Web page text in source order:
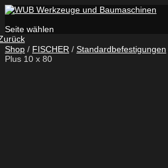
Seite wählen
Shop / FISCHER / Standardbefestigungen
Plus 10 x 80